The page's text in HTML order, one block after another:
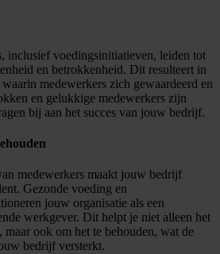
inclusief voedingsinitiatieven, leiden tot
en betrokkenheid. Dit resulteert in
medewerkers zich gewaardeerd en
en gelukkige medewerkers zijn
bij aan het succes van jouw bedrijf.
medewerkers maakt jouw bedrijf
Gezonde voeding en
jouw organisatie als een
werkgever. Dit helpt je niet alleen het
maar ook om het te behouden, wat de
bedrijf versterkt.